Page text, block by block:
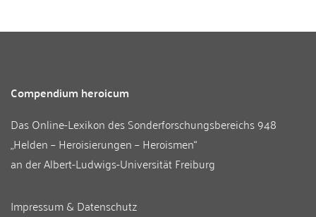
Compendium heroicum
Das Online-Lexikon desSonderforschungsbereichs 948
„Helden – Heroisierungen – Heroismen“
an derAlbert-Ludwigs-Universität Freiburg
Impressum & Datenschutz